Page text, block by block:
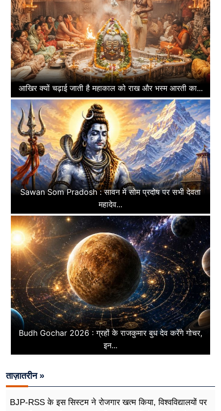
आखिर क्यों चढ़ाई जाती है महाकाल को राख और भस्म आरती का...
Sawan Som Pradosh : सावन में सोम प्रदोष पर सभी देवता
महादेव...
Budh Gochar 2026 : ग्रहों के राजकुमार बुध देव करेंगे गोचर,
इन...
ताज़ातरीन »
BJP-RSS के इस सिस्टम ने रोजगार खत्म किया, विश्वविद्यालयों पर